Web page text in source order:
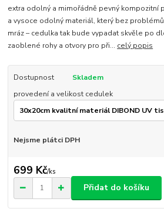
extra odolný a mimořádně pevný kompozitní
a vysoce odolný materiál, který bez
mráz – cedulka tak bude vypadat skvěle po
zaoblené rohy a otvory pro při... celý popis
Dostupnost
Skladem
provedení a velikost cedulek
Nejsme plátci DPH
699 Kč/ks
Přidat do košíku